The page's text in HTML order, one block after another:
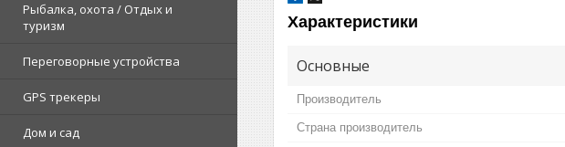
Рыбалка, охота / Отдых и
туризм
Переговорные устройства
GPS трекеры
Дом и сад
Характеристики
Основные
Производитель
Страна производитель